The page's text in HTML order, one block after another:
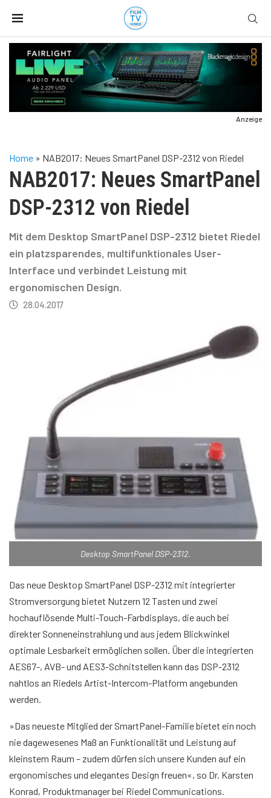
Anzeige
Home » NAB2017: Neues SmartPanel DSP-2312 von Riedel
NAB2017: Neues SmartPanel
DSP-2312 von Riedel
Mit dem Desktop SmartPanel DSP-2312 bietet Riedel
ein platzsparendes, multifunktionales User-
Interface und verbindet Leistung mit
ergonomischen Design.
28.04.2017
Desktop SmartPanel DSP-2312.
Das neue Desktop SmartPanel DSP-2312 mit integrierter
Stromversorgung bietet Nutzern 12 Tasten und zwei
hochauflösende Multi-Touch-Farbdisplays, die auch bei
direkter Sonneneinstrahlung und aus jedem Blickwinkel
optimale Lesbarkeit ermöglichen sollen. Über die integrierten
AES67-, AVB- und AES3-Schnitstellen kann das DSP-2312
nahtlos an Riedels Artist-Intercom-Platform angebunden
werden.
»Das neueste Mitglied der SmartPanel-Familie bietet ein noch
nie dagewesenes Maß an Funktionalität und Leistung auf
kleinstem Raum – zudem dürfen sich unsere Kunden auf ein
ergonomisches und elegantes Design freuen«, so Dr. Karsten
Konrad, Produktmanager bei Riedel Communications.